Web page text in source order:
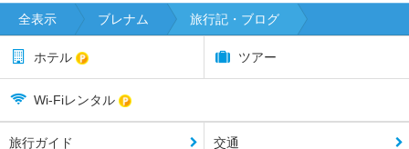
マ
ー
ス
ト
ノ
ー
ス
全表示 ブレナム 旅行記・ブログ
ホテル ツアー
Wi-Fiレンタル
旅行ガイド 交通